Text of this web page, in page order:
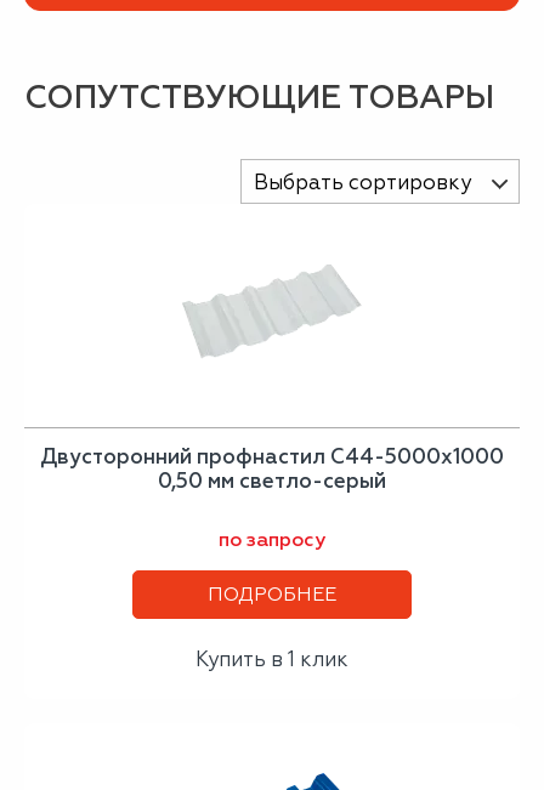
СОПУТСТВУЮЩИЕ ТОВАРЫ
Выбрать сортировку
Двусторонний профнастил С44-5000х1000
0,50 мм светло-серый
по запросу
ПОДРОБНЕЕ
Купить в 1 клик